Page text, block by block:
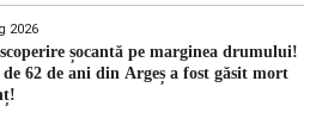
2026
șocantă pe marginea drumului!
62 de ani din Argeș a fost găsit mort